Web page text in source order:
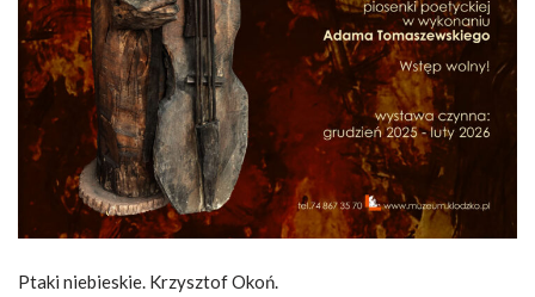
Ptaki niebieskie. Krzysztof Okoń.